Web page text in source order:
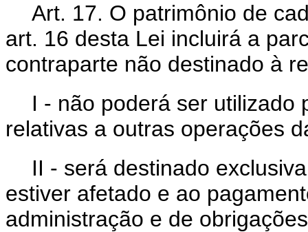
Art. 17. O patrimônio de
art. 16 desta Lei incluirá a
contraparte não destinado à
I - não poderá ser utilizado
relativas a outras operações
II - será destinado
estiver afetado e ao
administração e de